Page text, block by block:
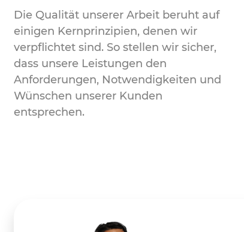
Die Qualität unserer Arbeit beruht auf
einigen Kernprinzipien, denen wir
verpflichtet sind. So stellen wir sicher,
dass unsere Leistungen den
Anforderungen, Notwendigkeiten und
Wünschen unserer Kunden
entsprechen.